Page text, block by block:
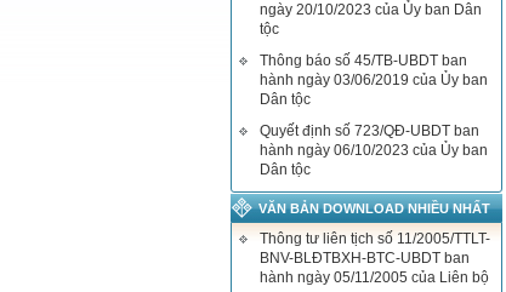
ngày 20/10/2023 của Ủy ban Dân
tộc
Thông báo số 45/TB-UBDT ban
hành ngày 03/06/2019 của Ủy ban
Dân tộc
Quyết định số 723/QĐ-UBDT ban
hành ngày 06/10/2023 của Ủy ban
Dân tộc
VĂN BẢN DOWNLOAD NHIỀU NHẤT
Thông tư liên tịch số 11/2005/TTLT-
BNV-BLĐTBXH-BTC-UBDT ban
hành ngày 05/11/2005 của Liên bộ